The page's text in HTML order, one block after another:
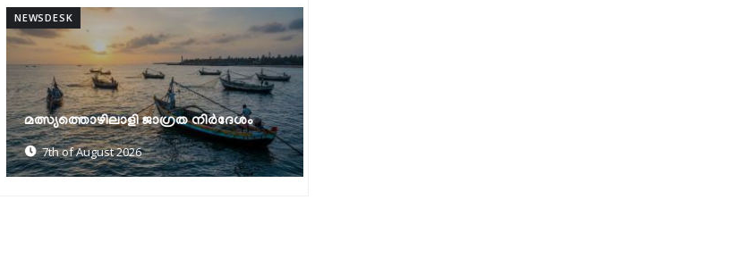
NEWSDESK
മത്സ്യത്തൊഴിലാളി ജാഗ്രത നിർദേശം
7th of August 2026